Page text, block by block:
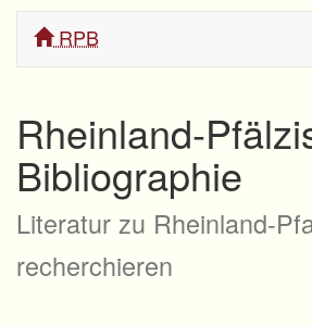
RPB
Rheinland-
Bibliographie
Literatur zu Rheinland-
recherchieren